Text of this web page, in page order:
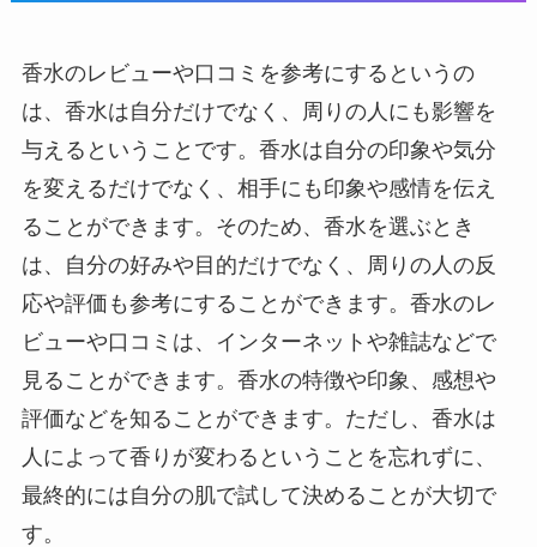
香水のレビューや口コミを参考にするというの
は、香水は自分だけでなく、周りの人にも影響を
与えるということです。香水は自分の印象や気分
を変えるだけでなく、相手にも印象や感情を伝え
ることができます。そのため、香水を選ぶとき
は、自分の好みや目的だけでなく、周りの人の反
応や評価も参考にすることができます。香水のレ
ビューや口コミは、インターネットや雑誌などで
見ることができます。香水の特徴や印象、感想や
評価などを知ることができます。ただし、香水は
人によって香りが変わるということを忘れずに、
最終的には自分の肌で試して決めることが大切で
す。